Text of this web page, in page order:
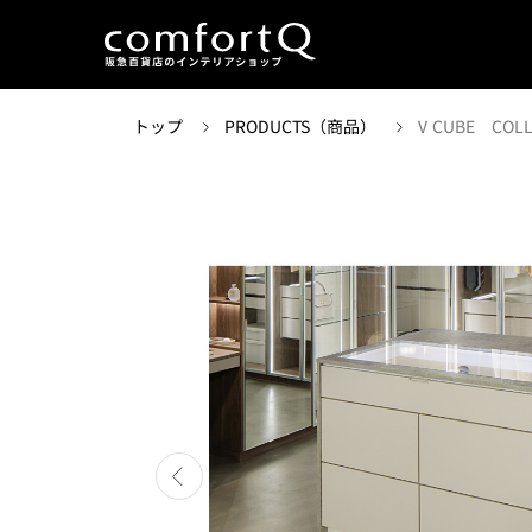
トップ PRODUCTS（商品） V CUBE